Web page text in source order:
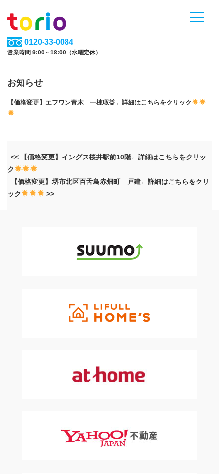
0120-33-0084
営業時間 9:00～18:00（水曜定休）
お知らせ
【価格変更】エフワン青木 一棟収益←詳細はこちらをクリック
<< 【価格変更】イングス桜井駅前10階←詳細はこちらをクリッ
ク
【価格変更】堺市北区百舌鳥赤畑町 戸建←詳細はこちらをクリ
ック
>>